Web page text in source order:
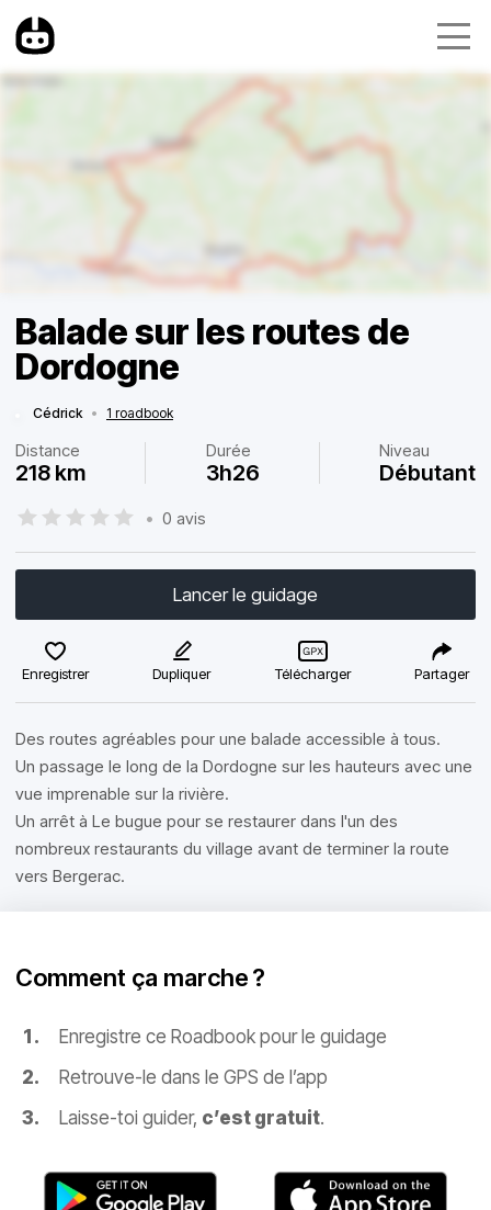
Balade sur les routes de
Dordogne
Cédrick • 1 roadbook
Distance
218 km
Durée
3h26
Niveau
Débutant
• 0 avis
Lancer le guidage
Enregistrer Dupliquer Télécharger Partager
Des routes agréables pour une balade accessible à tous.
Un passage le long de la Dordogne sur les hauteurs avec une
vue imprenable sur la rivière.
Un arrêt à Le bugue pour se restaurer dans l'un des
nombreux restaurants du village avant de terminer la route
vers Bergerac.
Comment ça marche ?
Enregistre ce Roadbook pour le guidage
Retrouve-le dans le GPS de l’app
Laisse-toi guider, c’est gratuit.